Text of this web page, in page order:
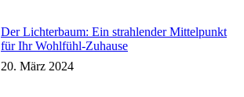
Der Lichterbaum: Ein strahlender Mittelpunkt
für Ihr Wohlfühl-Zuhause
20. März 2024